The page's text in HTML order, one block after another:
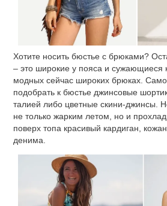
Хотите носить бюстье с брюками?
– это широкие у пояса и сужающиеся
модных сейчас широких брюках.
подобрать к бюстье джинсовые
талией либо цветные скини-джинсы.
не только жарким летом, но и
поверх топа красивый кардиган,
денима.